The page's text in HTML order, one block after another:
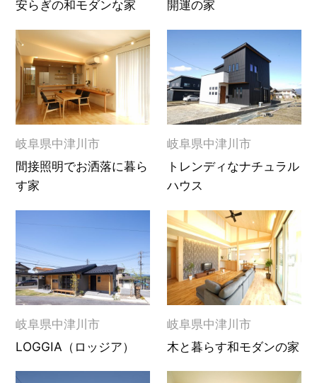
安らぎの和モダンな家 開運の家
岐阜県中津川市
間接照明でお洒落に暮ら
す家
岐阜県中津川市
トレンディなナチュラル
ハウス
岐阜県中津川市
LOGGIA（ロッジア）
岐阜県中津川市
木と暮らす和モダンの家